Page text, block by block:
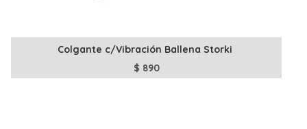
Colgante c/Vibración Ballena Storki
$ 890